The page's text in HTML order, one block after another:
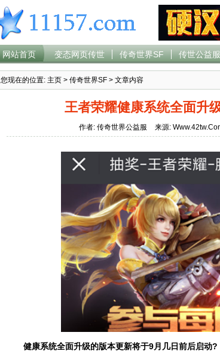
网站首页 变态网页传世 传奇世界SF 传世公益服
您现在的位置: 主页 > 传奇世界SF > 文章内容
王者荣耀健康系统全面升
作者: 传奇世界公益服 来源:
健康系统全面升级的版本更新将于9月几日前后启动?